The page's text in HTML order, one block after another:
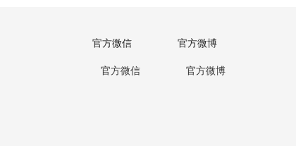
官方微信
官方微信
官方微博
官方微博